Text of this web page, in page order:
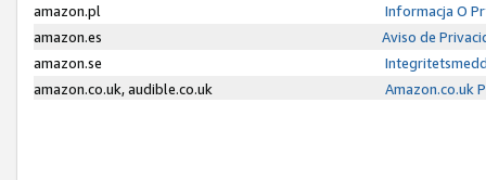
amazon.pl
Informacja O
amazon.es
Aviso de
amazon.se
amazon.co.uk, audible.co.uk
Amazon.co.uk